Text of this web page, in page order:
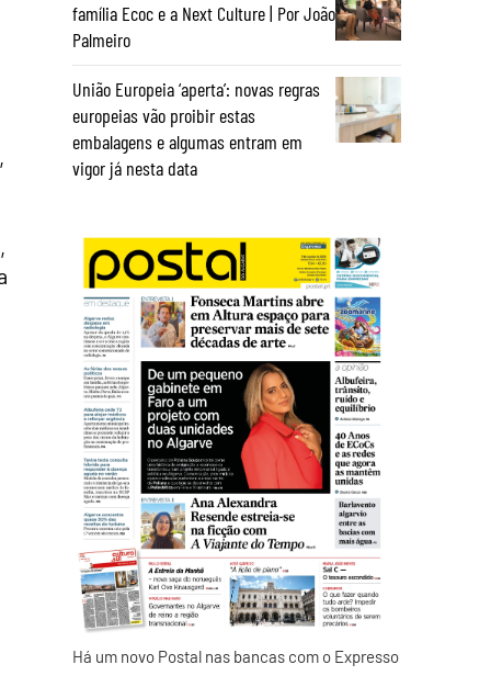
família Ecoc e a Next Culture | Por João
Palmeiro
União Europeia ‘aperta’: novas regras
europeias vão proibir estas
embalagens e algumas entram em
vigor já nesta data
Há um novo Postal nas bancas com o Expresso